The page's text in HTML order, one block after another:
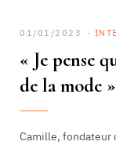
01/01/2023
« Je pense
de la mode
Camille, fondateur